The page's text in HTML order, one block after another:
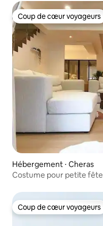
Coup de cœur voyageurs
Coup de cœur voyageurs
Hébergement ⋅ Cheras
Costume pour petite fête
Coup de cœur voyageurs
Coup de cœur voyageurs